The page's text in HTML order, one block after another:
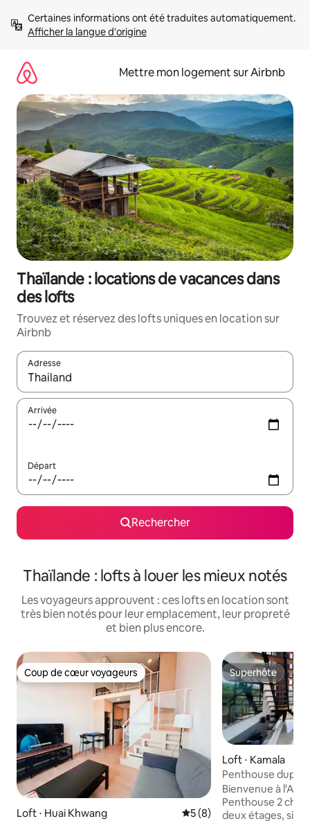
directement
Afficher la langue d'origine
Mettre mon logement sur Airbnb
Thaïlande : locations de vacances dans
des lofts
Trouvez et réservez des lofts uniques en location sur
Airbnb
Adresse
Lorsque les résultats s'affichent, utilisez les flèches vers le
Arrivée
Départ
Rechercher
Thaïlande : lofts à louer les mieux notés
Les voyageurs approuvent : ces lofts en location sont
très bien notés pour leur emplacement, leur propreté
et bien plus encore.
Coup de cœur voyageurs
Coup de cœur voyageurs
Loft ⋅ Huai Khwang Évaluation moyenne sur
5 (8)
Superhôte
Superhôte
Loft ⋅ Kamala
Penthouse
2 chambres
Bienvenue à
Penthouse 2
deux étages,